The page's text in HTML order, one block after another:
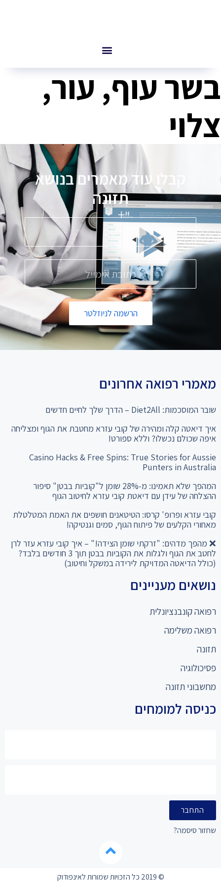
בשר עוף, עור,
צלוי
קבלו עוד מאמרים בנושא
תזונה
הרשמה לניוזלטר
מאמרי רפואה אחרונים
שובר המוסכמות: Diet2All – הדרך שלך לחיים חדשים
איך דיאטה קלה ומהירה של קובי עזרא מחטבת את הגוף ומצליחה
איפה שכולם נכשלו? וללא ספורט!
Casino Hacks & Free Spins: True Stories for Aussie
Punters in Australia
המהפך שלא תאמינו: מ-28% שומן ל"קוביות בבטן" סיפור
ההצלחה של עידן עם דיאטת קובי עזרא לחיטוב הגוף
קובי עזרא ופרופ' קרסו: הטיטאנים חושפים את האמת המטלטלת
מאחורי הקלעים של פיתוח הגוף, סמים וגנטיקה!
❌ מהפך מדהים: "זרקתי שומן הצידה!" – איך קובי עזרא עזר לרן
לחטב את הגוף ולגלות את הקוביות בבטן תוך 3 חודשים בלבד?
(כולל הדיאטה המדויקת לירידה במשקל וחיטוב)
נושאים מעניינים
רפואה קונבנציונלית
רפואה משלימה
תזונה
פסיכולוגיה
מחשבוני תזונה
כניסה למומחים
התחבר
שחזור סיסמה?
© 2019 כל הזכויות שמורות לאינפודוק